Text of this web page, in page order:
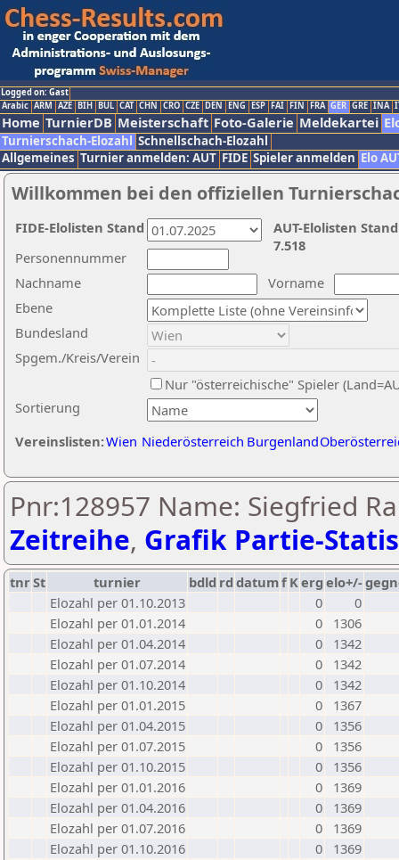
Logged on: Gast
Arabic ARM AZE BIH BUL CAT CHN CRO CZE DEN ENG ESP FAI FIN FRA GER GRE INA
Home TurnierDB Meisterschaft Foto-Galerie Meldekartei
Turnierschach-Elozahl Schnellschach-Elozahl
Allgemeines Turnier anmelden: AUT FIDE Spieler anmelden Elo
Willkommen bei den offiziellen
Nachname
Vorname
Ebene
Sortierung
Personennummer
Bundesland
Spgem./Kreis/Verein
Nur "österreichische" Spieler
Vereinslisten:Wien Niederösterreich Burgenland
AUT-Elolisten
7.518
FIDE-Elolisten Stand
Pnr:128957 Name: Siegfried
Zeitreihe, Grafik Partie-
tnrSt turnier bdld rd datumf Kerg elo+/-
Elozahl per 01.10.2013
0
0
Elozahl per 01.01.2014
0
1306
Elozahl per 01.04.2014
0
1342
Elozahl per 01.07.2014
0
1342
Elozahl per 01.10.2014
0
1342
Elozahl per 01.01.2015
0
1367
Elozahl per 01.04.2015
0
1356
Elozahl per 01.07.2015
0
1356
Elozahl per 01.10.2015
0
1356
Elozahl per 01.01.2016
0
1369
Elozahl per 01.04.2016
0
1369
Elozahl per 01.07.2016
0
1369
Elozahl per 01.10.2016
0
1369